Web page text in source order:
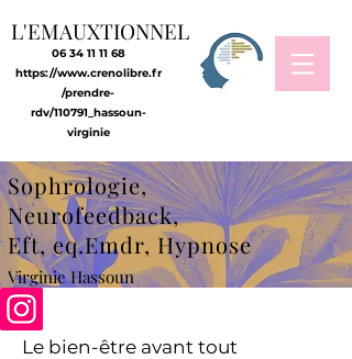
L'EMAUXTIONNEL
06 34 11 11 68
https://www.crenolibre.fr
/prendre-
rdv/110791_hassoun-
virginie
Sophrologie,
Neurofeedback,
Eft, eq.Emdr, Hypnose
Virginie Hassoun
Le bien-être avant tout